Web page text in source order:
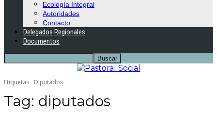
Ecología Integral
Autoridades
Contacto
Delegados Regionales
Documentos
Etiquetas Diputados
Tag: diputados